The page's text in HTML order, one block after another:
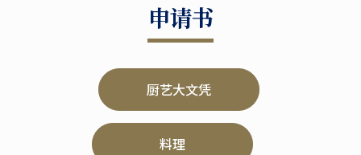
申请书
厨艺大文凭
料理